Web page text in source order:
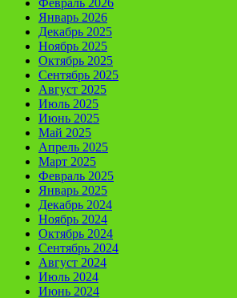
Февраль 2026
Январь 2026
Декабрь 2025
Ноябрь 2025
Октябрь 2025
Сентябрь 2025
Август 2025
Июль 2025
Июнь 2025
Май 2025
Апрель 2025
Март 2025
Февраль 2025
Январь 2025
Декабрь 2024
Ноябрь 2024
Октябрь 2024
Сентябрь 2024
Август 2024
Июль 2024
Июнь 2024